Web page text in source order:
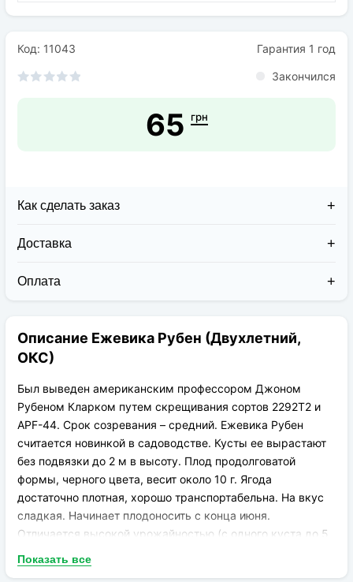
Код: 11043 Гарантия 1 год
Закончился
65 грн
Как сделать заказ
Доставка
курьерскими службами:
транспортировки вплоть до 14 дней (с учётом
хранения на складе).
Оплата
На карту приват банка перед отправкой;
По выставленному счёту (реквизитам
юридического лица);
Описание Ежевика Рубен (Двухлетний,
ОКС)
Был выведен американским профессором Джоном
Рубеном Кларком путем скрещивания сортов 2292T2 и
APF-44. Срок созревания – средний. Ежевика Рубен
считается новинкой в садоводстве. Кусты ее вырастают
без подвязки до 2 м в высоту. Плод продолговатой
формы, черного цвета, весит около 10 г. Ягода
достаточно плотная, хорошо транспортабельна. На вкус
сладкая. Начинает плодоносить с конца июня.
Отличается высокой урожайностью (с одного куста до 5
К, Р, считается диетической, низкокалорийной ягодой.
Показать все